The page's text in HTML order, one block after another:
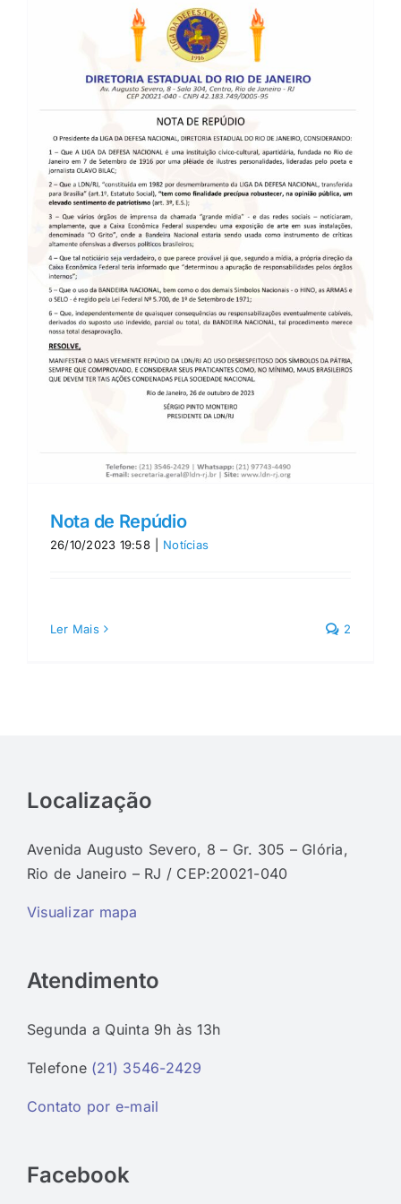
Nota de Repúdio
26/10/2023 19:58 Notícias
Ler Mais 2
Localização
Avenida Augusto Severo, 8 – Gr. 305 – Glória,
Rio de Janeiro – RJ / CEP:20021-040
Visualizar mapa
Atendimento
Segunda a Quinta 9h às 13h
Telefone (21) 3546-2429
Contato por e-mail
Facebook